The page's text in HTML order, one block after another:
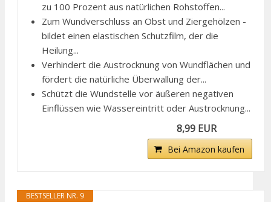
zu 100 Prozent aus natürlichen Rohstoffen...
Zum Wundverschluss an Obst und Ziergehölzen -
bildet einen elastischen Schutzfilm, der die
Heilung...
Verhindert die Austrocknung von Wundflächen und
fördert die natürliche Überwallung der...
Schützt die Wundstelle vor äußeren negativen
Einflüssen wie Wassereintritt oder Austrocknung...
8,99 EUR
Bei Amazon kaufen
BESTSELLER NR. 9